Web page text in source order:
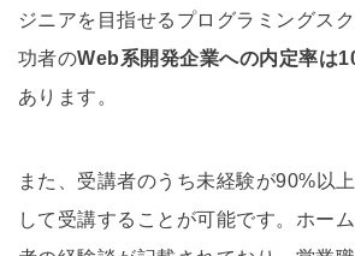
ジニアを目指せるプログラミングス
功者のWeb系開発企業への内定率は
あります。
また、受講者のうち未経験が90%以
して受講することが可能です。ホー